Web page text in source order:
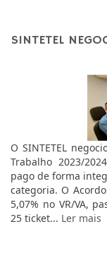
SINTETEL
O SINTETEL
Trabalho 2023/
pago de forma
categoria. O
5,07% no VR/VA,
25 ticket... Ler mais